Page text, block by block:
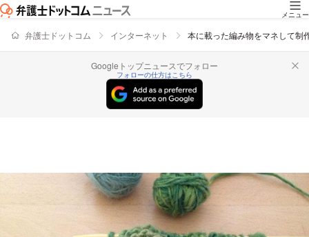
メニュー
弁護士ドットコム インターネット 本に載った編み物をマネして制
Googleトップニュースでフォロー
フォローの仕方はこちら